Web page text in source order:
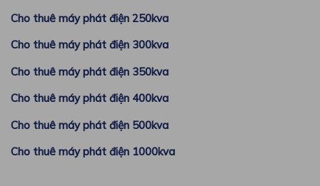
Cho thuê máy phát điện 250kva
Cho thuê máy phát điện 300kva
Cho thuê máy phát điện 350kva
Cho thuê máy phát điện 400kva
Cho thuê máy phát điện 500kva
Cho thuê máy phát điện 1000kva